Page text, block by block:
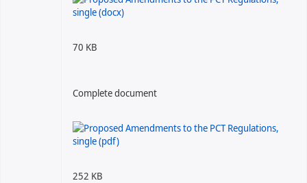
70 KB
Complete document
252 KB